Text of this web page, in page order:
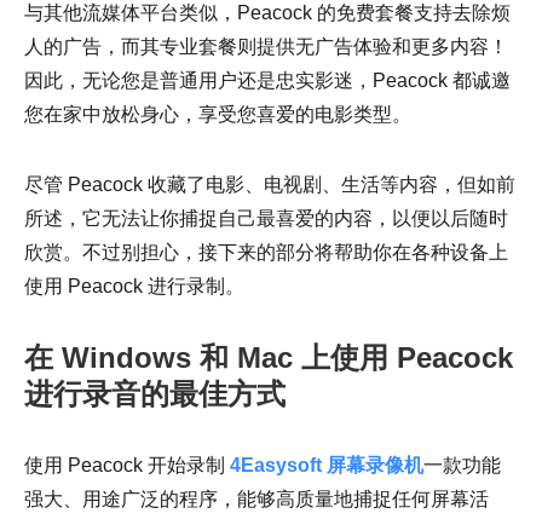
与其他流媒体平台类似，Peacock 的免费套餐支持去除烦
人的广告，而其专业套餐则提供无广告体验和更多内容！
因此，无论您是普通用户还是忠实影迷，Peacock 都诚邀
您在家中放松身心，享受您喜爱的电影类型。
尽管 Peacock 收藏了电影、电视剧、生活等内容，但如前
所述，它无法让你捕捉自己最喜爱的内容，以便以后随时
欣赏。不过别担心，接下来的部分将帮助你在各种设备上
使用 Peacock 进行录制。
在 Windows 和 Mac 上使用 Peacock
进行录音的最佳方式
使用 Peacock 开始录制 4Easysoft 屏幕录像机一款功能
强大、用途广泛的程序，能够高质量地捕捉任何屏幕活